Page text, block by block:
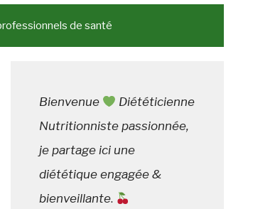
de santé
Bienvenue
Diététicienne
Nutritionniste passionnée,
je partage ici une
diététique engagée &
bienveillante.